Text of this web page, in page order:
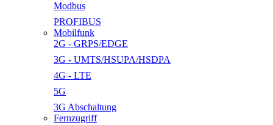
Modbus
PROFIBUS
Mobilfunk
2G - GRPS/EDGE
3G - UMTS/HSUPA/HSDPA
4G - LTE
5G
3G Abschaltung
Fernzugriff